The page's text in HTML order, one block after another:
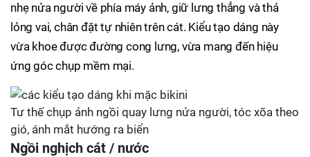
nhẹ nửa người về phía máy ảnh, giữ lưng thẳng và thả
lỏng vai, chân đặt tự nhiên trên cát. Kiểu tạo dáng này
vừa khoe được đường cong lưng, vừa mang đến hiệu
ứng góc chụp mềm mại.
Tư thế chụp ảnh ngồi quay lưng nửa người, tóc xõa theo
gió, ánh mắt hướng ra biển
Ngồi nghịch cát / nước